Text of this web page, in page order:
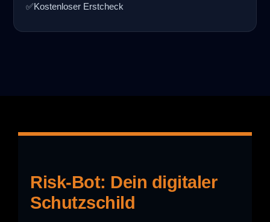
✅Kostenloser Erstcheck
Risk-Bot: Dein digitaler
Schutzschild